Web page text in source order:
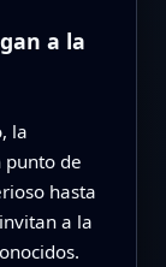
a la
la
punto de
hasta
a la